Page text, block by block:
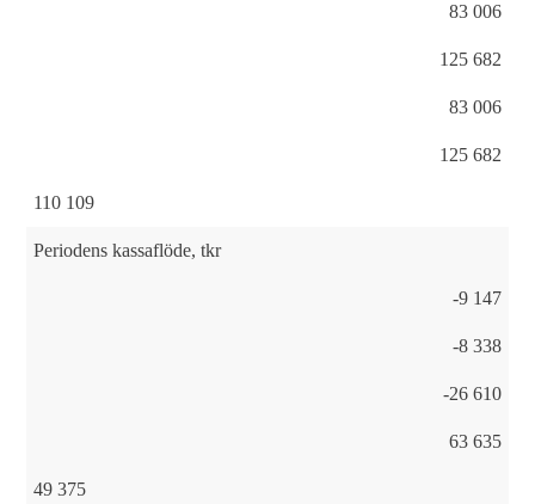
83 006
125 682
83 006
125 682
110 109
Periodens kassaflöde, tkr
-9 147
-8 338
-26 610
63 635
49 375